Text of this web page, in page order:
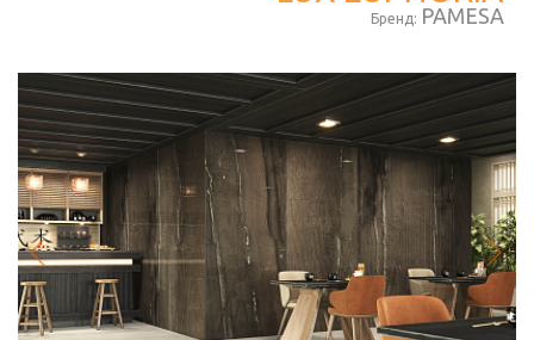
Бренд: PAMESA